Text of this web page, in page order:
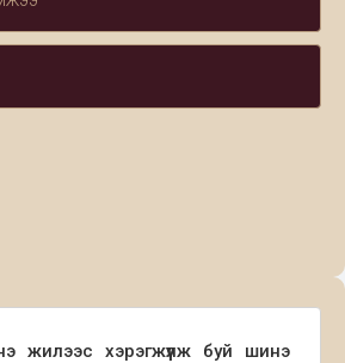
жилээс хэрэгжүүлж буй шинэ